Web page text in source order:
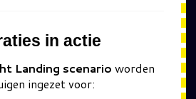
in actie
Landing scenario worden
ingezet voor: